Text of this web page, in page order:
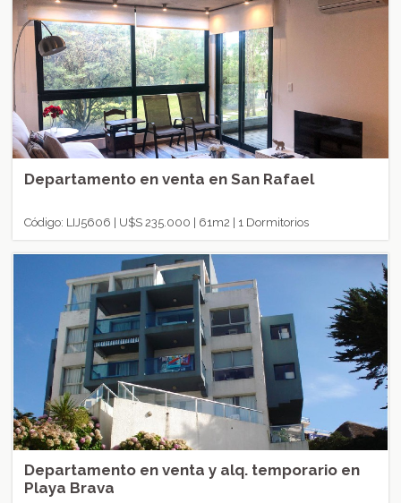
Departamento en venta en San Rafael
Código: LIJ5606 | U$S 235.000 | 61m2 | 1 Dormitorios
Departamento en venta y alq. temporario en
Playa Brava